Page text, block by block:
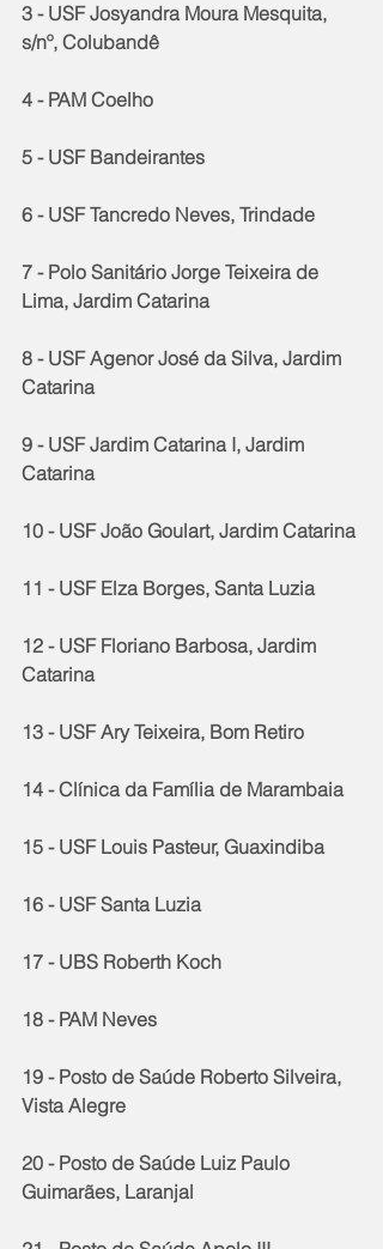
3 - USF Josyandra Moura Mesquita,
s/nº, Colubandê
4 - PAM Coelho
5 - USF Bandeirantes
6 - USF Tancredo Neves, Trindade
7 - Polo Sanitário Jorge Teixeira de
Lima, Jardim Catarina
8 - USF Agenor José da Silva, Jardim
Catarina
9 - USF Jardim Catarina I, Jardim
Catarina
10 - USF João Goulart, Jardim Catarina
11 - USF Elza Borges, Santa Luzia
12 - USF Floriano Barbosa, Jardim
Catarina
13 - USF Ary Teixeira, Bom Retiro
14 - Clínica da Família de Marambaia
15 - USF Louis Pasteur, Guaxindiba
16 - USF Santa Luzia
17 - UBS Roberth Koch
18 - PAM Neves
19 - Posto de Saúde Roberto Silveira,
Vista Alegre
20 - Posto de Saúde Luiz Paulo
Guimarães, Laranjal